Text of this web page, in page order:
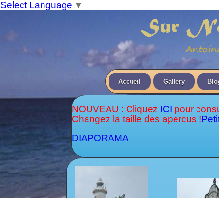
Select Language ▼
Accueil Gallery
NOUVEAU : Cliquez ICI pour
Changez la taille des apercus !
DIAPORAMA